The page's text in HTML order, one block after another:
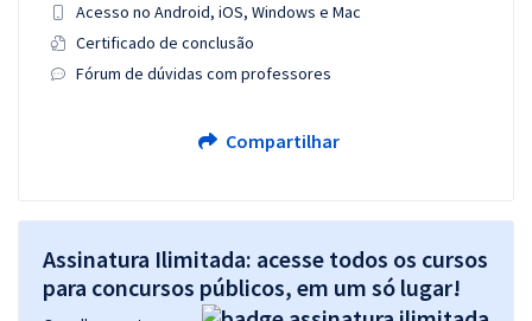
Acesso no Android, iOS, Windows e Mac
Certificado de conclusão
Fórum de dúvidas com professores
Compartilhar
Assinatura Ilimitada: acesse todos os cursos
para concursos públicos, em um só lugar!